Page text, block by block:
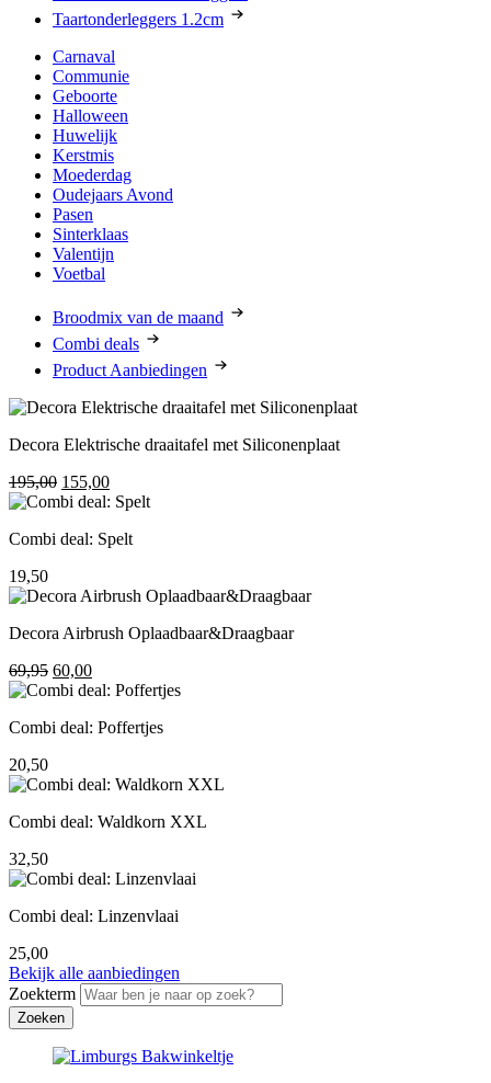
Taartonderleggers 1.2cm
Carnaval
Communie
Geboorte
Halloween
Huwelijk
Kerstmis
Moederdag
Oudejaars Avond
Pasen
Sinterklaas
Valentijn
Voetbal
Broodmix van de maand
Combi deals
Product Aanbiedingen
Decora Elektrische draaitafel met Siliconenplaat
195,00 Oorspronkelijke
prijs
195,00.
155,00Huidige
prijs
155,00.
Combi deal: Spelt
19,50
Decora Airbrush Oplaadbaar&Draagbaar
69,95 Oorspronkelijke
prijs
69,95.
60,00Huidige
prijs
60,00.
Combi deal: Poffertjes
20,50
Combi deal: Waldkorn XXL
32,50
Combi deal: Linzenvlaai
25,00
Bekijk alle aanbiedingen
Zoekterm